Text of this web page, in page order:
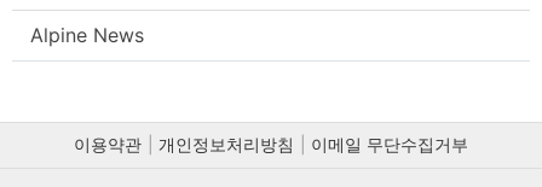
Alpine News
이용약관 개인정보처리방침 이메일 무단수집거부